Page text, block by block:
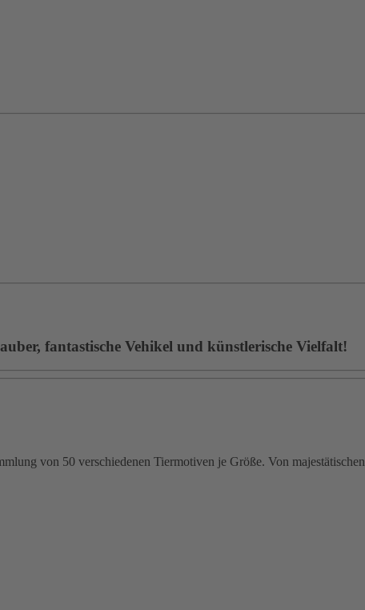
fantastische Vehikel und künstlerische Vielfalt!
von 50 verschiedenen Tiermotiven je Größe. Von